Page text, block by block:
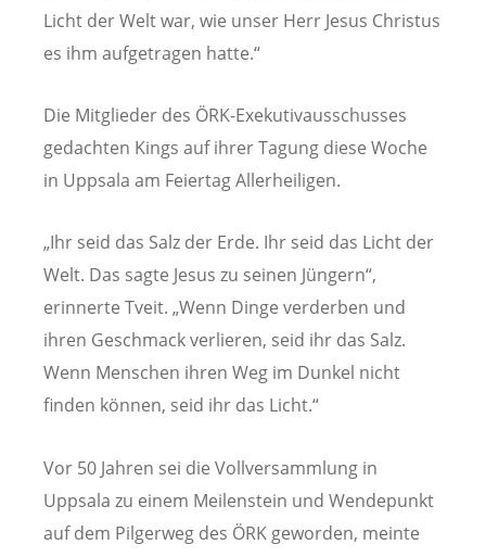
Licht der Welt war, wie unser Herr Jesus Christus
es ihm aufgetragen hatte.“
Die Mitglieder des ÖRK-Exekutivausschusses
gedachten Kings auf ihrer Tagung diese Woche
in Uppsala am Feiertag Allerheiligen.
„Ihr seid das Salz der Erde. Ihr seid das Licht der
Welt. Das sagte Jesus zu seinen Jüngern“,
erinnerte Tveit. „Wenn Dinge verderben und
ihren Geschmack verlieren, seid ihr das Salz.
Wenn Menschen ihren Weg im Dunkel nicht
finden können, seid ihr das Licht.“
Vor 50 Jahren sei die Vollversammlung in
Uppsala zu einem Meilenstein und Wendepunkt
auf dem Pilgerweg des ÖRK geworden, meinte